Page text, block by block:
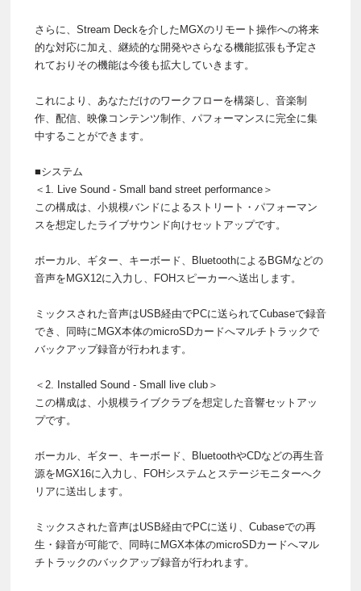
さらに、Stream Deckを介したMGXのリモート操作への将来
的な対応に加え、継続的な開発やさらなる機能拡張も予定さ
れておりその機能は今後も拡大していきます。
これにより、あなただけのワークフローを構築し、音楽制
作、配信、映像コンテンツ制作、パフォーマンスに完全に集
中することができます。
■システム
＜1. Live Sound - Small band street performance＞
この構成は、小規模バンドによるストリート・パフォーマン
スを想定したライブサウンド向けセットアップです。
ボーカル、ギター、キーボード、BluetoothによるBGMなどの
音声をMGX12に入力し、FOHスピーカーへ送出します。
ミックスされた音声はUSB経由でPCに送られてCubaseで録音
でき、同時にMGX本体のmicroSDカードへマルチトラックで
バックアップ録音が行われます。
＜2. Installed Sound - Small live club＞
この構成は、小規模ライブクラブを想定した音響セットアッ
プです。
ボーカル、ギター、キーボード、BluetoothやCDなどの再生音
源をMGX16に入力し、FOHシステムとステージモニターへク
リアに送出します。
ミックスされた音声はUSB経由でPCに送り、Cubaseでの再
生・録音が可能で、同時にMGX本体のmicroSDカードへマル
チトラックのバックアップ録音が行われます。